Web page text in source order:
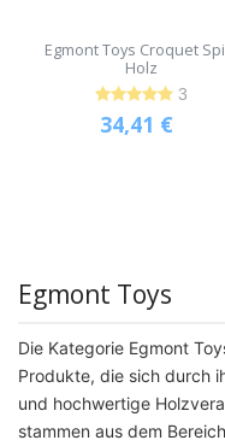
Egmont Toys Croquet
Holz
3
34,41 €
Egmont Toys
Die Kategorie Egmont
Produkte, die sich durch
und hochwertige
stammen aus dem